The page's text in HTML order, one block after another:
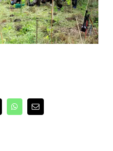
WhatsApp
E-
Mail